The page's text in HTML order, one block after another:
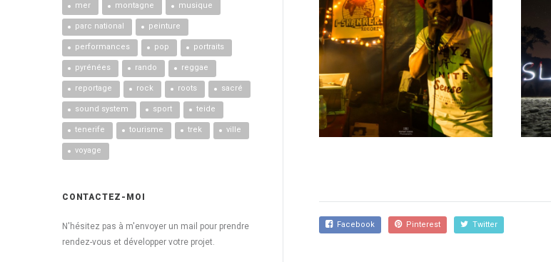
Facebook Pinterest Twitter
mer montagne musique
parc national peinture
performances pop portraits
pyrénées rando reggae
reportage rock roots sacré
sound system sport teide
tenerife tourisme trek ville
voyage
CONTACTEZ-MOI
N'hésitez pas à m'envoyer un mail pour prendre
rendez-vous et développer votre projet.